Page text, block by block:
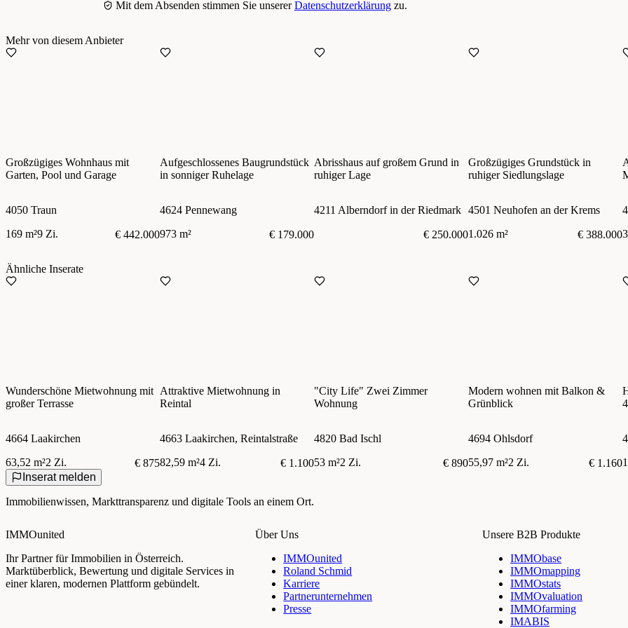
Mit dem Absenden stimmen Sie unsererDatenschutzerklärung zu.
Mehr von diesem Anbieter
Großzügiges Wohnhaus mit
Garten, Pool und Garage
4050 Traun
169 m²9 Zi. € 442.000
Aufgeschlossenes Baugrundstück
in sonniger Ruhelage
4624 Pennewang
973 m²
€ 179.000
Abrisshaus auf großem Grund in
ruhiger Lage
4211 Alberndorf in der Riedmark
€ 250.000
Großzügiges Grundstück in
ruhiger Siedlungslage
4501 Neuhofen an der Krems
1.026 m²
€ 388.000
Ähnliche Inserate
Wunderschöne Mietwohnung mit
großer Terrasse
4664 Laakirchen
63,52 m²2 Zi. € 875
Attraktive Mietwohnung in
Reintal
4663 Laakirchen, Reintalstraße
82,59 m²4 Zi. € 1.100
"City Life" Zwei Zimmer
Wohnung
4820 Bad Ischl
53 m²2 Zi. € 890
Modern wohnen mit Balkon &
Grünblick
4694 Ohlsdorf
55,97 m²2 Zi. € 1.160
Inserat melden
Immobilienwissen, Markttransparenz und digitale Tools an einem Ort.
IMMOunited
Ihr Partner für Immobilien in Österreich.
Marktüberblick, Bewertung und digitale Services in
einer klaren, modernen Plattform gebündelt.
Über Uns
IMMOunited
Roland Schmid
Karriere
Partnerunternehmen
Presse
Unsere B2B Produkte
IMMObase
IMMOmapping
IMMOstats
IMMOvaluation
IMMOfarming
IMABIS